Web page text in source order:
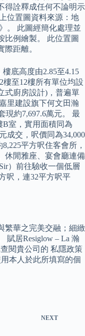
得詮釋成任何不論明示
位置圖資料來源：地
。 此圖經簡化處理並
比例繪製。 此位置圖
距離。
底高度由2.85至4.15
至12樓所有單位均設
式廚房設計)，普遍單
里建設旗下何文田瀚
現約7,697.6萬元。 最
B室，實用面積同為
成交，呎價同為34,000
平方呎住客會所，
休閒雅座、宴會廳連備
）前往驗收一個低層
呎，連32平方呎平
繁華之完美交融；細緻
賦居Resiglow – La 瀚
閱貴公司的 私隱政策
本人於此所填寫的個
NEXT